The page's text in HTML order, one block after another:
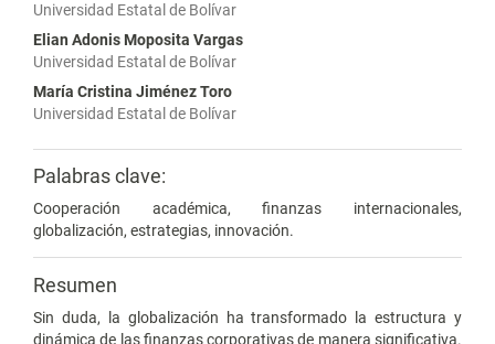
Universidad Estatal de Bolívar
Elian Adonis Moposita Vargas
Universidad Estatal de Bolívar
María Cristina Jiménez Toro
Universidad Estatal de Bolívar
Palabras clave:
Cooperación académica, finanzas internacionales,
globalización, estrategias, innovación.
Resumen
Sin duda, la globalización ha transformado la estructura y
dinámica de las finanzas corporativas de manera significativa.